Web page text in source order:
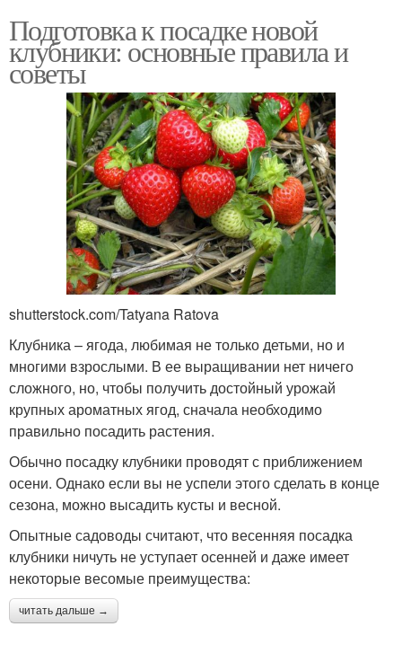
Подготовка к посадке новой
клубники: основные правила и
советы
shutterstock.com/Tatyana Ratova
Клубника – ягода, любимая не только детьми, но и
многими взрослыми. В ее выращивании нет ничего
сложного, но, чтобы получить достойный урожай
крупных ароматных ягод, сначала необходимо
правильно посадить растения.
Обычно посадку клубники проводят с приближением
осени. Однако если вы не успели этого сделать в конце
сезона, можно высадить кусты и весной.
Опытные садоводы считают, что весенняя посадка
клубники ничуть не уступает осенней и даже имеет
некоторые весомые преимущества:
читать дальше →